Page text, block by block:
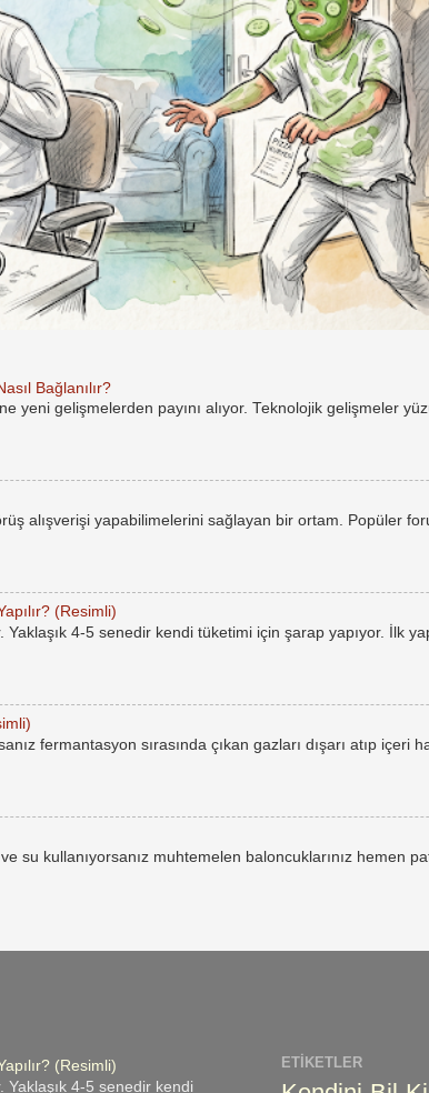
Bağlanılır?
yeni gelişmelerden payını alıyor. Teknolojik gelişmeler
alışverişi yapabilimelerini sağlayan bir ortam. Popüler
(Resimli)
4-5 senedir kendi tüketimi için şarap yapıyor. İlk
fermantasyon sırasında çıkan gazları dışarı atıp içeri
su kullanıyorsanız muhtemelen baloncuklarınız hemen
(Resimli)
4-5 senedir kendi
ETIKETLER